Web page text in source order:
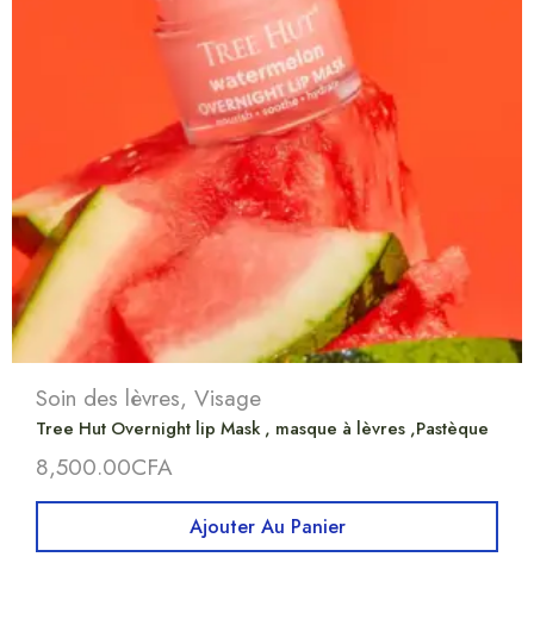
Soin des lèvres, Visage
Tree Hut Overnight lip Mask , masque à lèvres ,Pastèque
8,500.00CFA
Ajouter Au Panier